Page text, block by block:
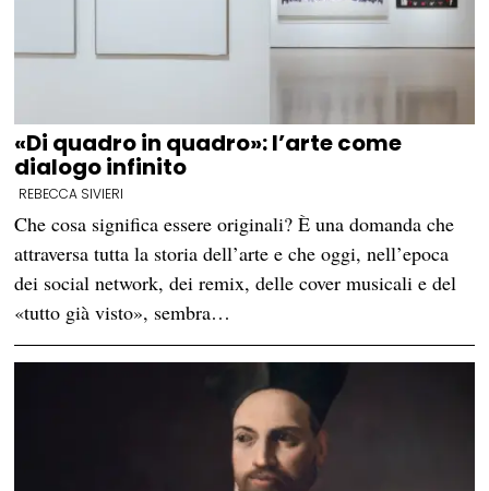
«Di quadro in quadro»: l’arte come
dialogo infinito
REBECCA SIVIERI
Che cosa significa essere originali? È una domanda che
attraversa tutta la storia dell’arte e che oggi, nell’epoca
dei social network, dei remix, delle cover musicali e del
«tutto già visto», sembra…